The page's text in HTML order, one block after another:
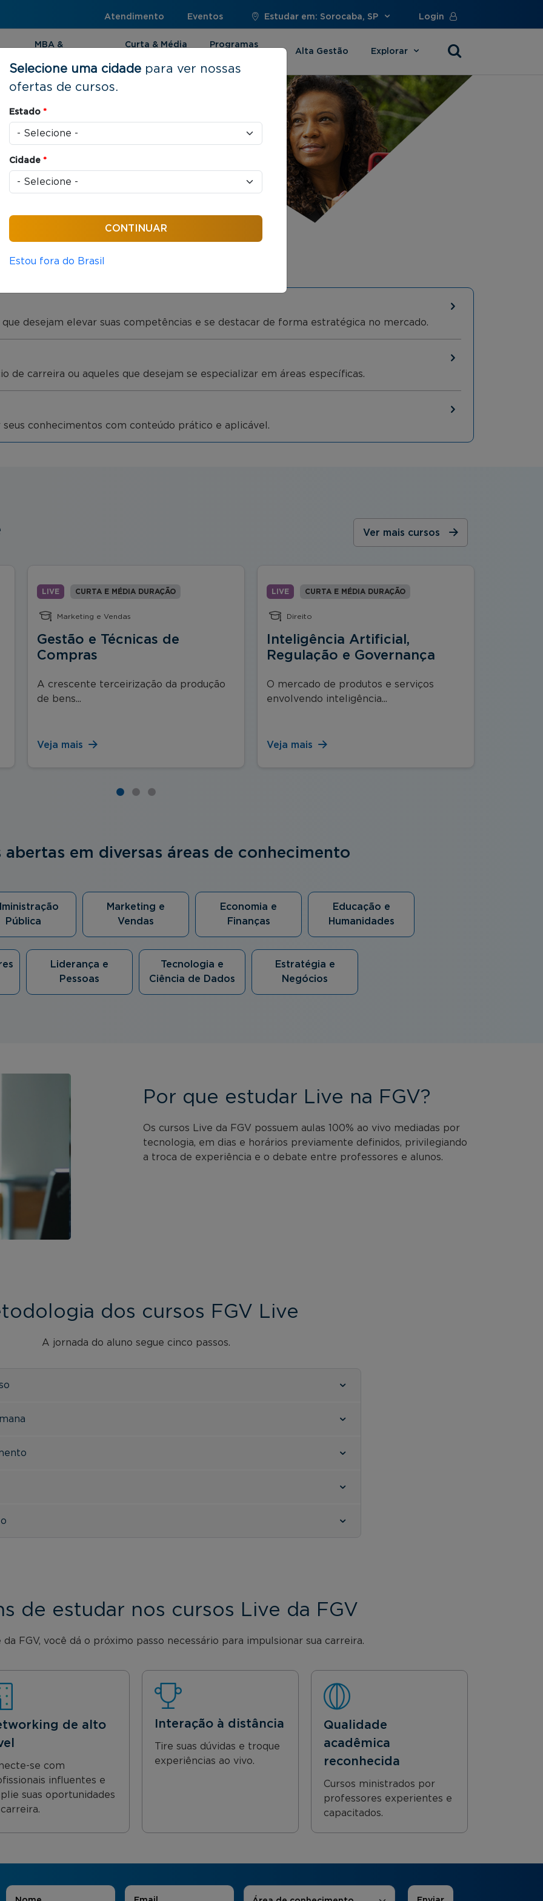
Atendimento Eventos Estudar em: Sorocaba, SP Login
MBA &
Curta & Média
Programas
Alta Gestão Explorar
tempo real sem sair de
desejam elevar suas competências e se destacar de forma estratégica no mercado.
de carreira ou aqueles que desejam se especializar em áreas específicas.
conhecimentos com conteúdo prático e aplicável.
Ver mais cursos
LIVE CURTA E MÉDIA DURAÇÃO
Marketing e Vendas
Gestão e Técnicas de
Compras
A crescente terceirização da produção
de bens...
Veja mais
LIVE CURTA E MÉDIA DURAÇÃO
Direito
Inteligência Artificial,
Regulação e Governança
O mercado de produtos e serviços
envolvendo inteligência...
Veja mais
abertas em diversas áreas de conhecimento
Pública
Marketing e
Vendas
Economia e
Finanças
Educação e
Humanidades
Liderança e
Pessoas
Tecnologia e
Ciência de Dados
Estratégia e
Negócios
Por que estudar Live na FGV?
Os cursos Live da FGV possuem aulas 100% ao vivo mediadas por
tecnologia, em dias e horários previamente definidos, privilegiando
a troca de experiência e o debate entre professores e alunos.
dos cursos FGV Live
A jornada do aluno segue cinco passos.
de estudar nos cursos Live da FGV
da FGV, você dá o próximo passo necessário para impulsionar sua carreira.
de alto
se com
influentes e
suas oportunidades
Interação à distância
Tire suas dúvidas e troque
experiências ao vivo.
Qualidade
acadêmica
reconhecida
Cursos ministrados por
professores experientes e
capacitados.
Nome E-mail Áreas de Interesse
Selecione uma cidade para ver nossas
ofertas de cursos.
Estado *
Cidade *
Estou fora do Brasil